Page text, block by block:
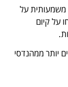
משמעותית על
תוכנה, כ-36% דיווחו על קיום
יותר ממהנדסי